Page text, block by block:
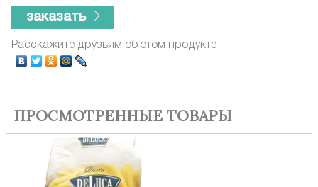
заказать
Расскажите друзьям об этом продукте
ПРОСМОТРЕННЫЕ ТОВАРЫ